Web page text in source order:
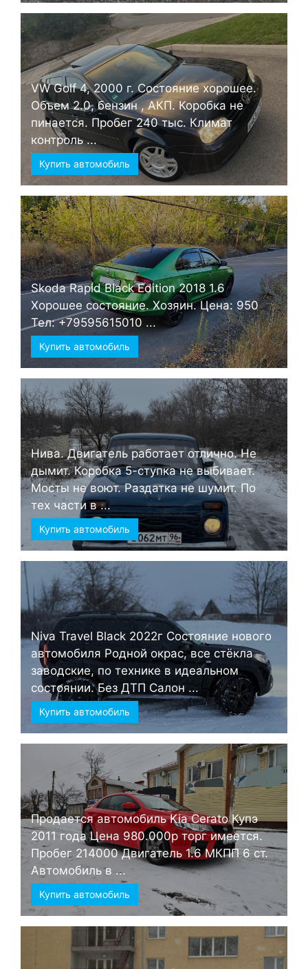
VW Golf 4, 2000 г. Состояние хорошее.
Объем 2.0, бензин , АКП. Коробка не
пинается. Пробег 240 тыс. Климат
контроль ...
Купить автомобиль
Skoda Rapid Black Edition 2018 1.6
Хорошее состояние. Хозяин. Цена: 950
Тел: +79595615010 ...
Купить автомобиль
Нива. Двигатель работает отлично. Не
дымит. Коробка 5-ступка не выбивает.
Мосты не воют. Раздатка не шумит. По
тех части в ...
Купить автомобиль
Niva Travel Black 2022г Состояние нового
автомобиля Родной окрас, все стёкла
заводские, по технике в идеальном
состоянии. Без ДТП Салон ...
Купить автомобиль
Продается автомобиль Kia Cerato Купэ
2011 года Цена 980.000р торг имеется.
Пробег 214000 Двигатель 1.6 МКПП 6 ст.
Автомобиль в ...
Купить автомобиль